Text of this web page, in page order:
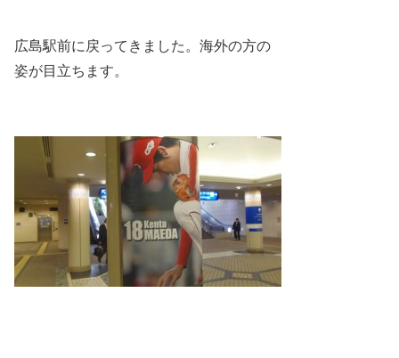
広島駅前に戻ってきました。海外の方の
姿が目立ちます。